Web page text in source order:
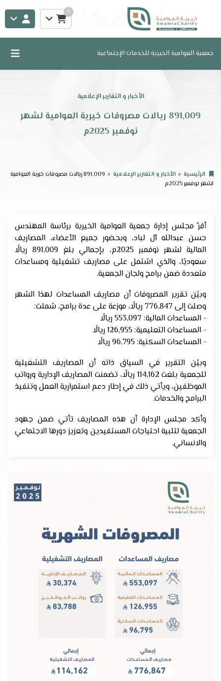
0
جمعية العوامية الخيرية للخدمات الإجتماعية
الأخبار و التقارير الإعلامية
891,009 ريالات مصروفات خيرية العوامية لشهر
نوفمبر 2025م
الرئيسية الأخبار و التقارير الإعلامية
891,009 ريالات مصروفات خيرية العوامية
لشهر نوفمبر 2025م
أقرَّ مجلس إدارة جمعية العوامية الخيرية برئاسة المهندس
حسن عبدالله آل لباد، وبحضور جميع الأعضاء، المصاريف
المالية لشهر نوفمبر 2025م، بإجمالي بلغ 891,009 ريالًا
سعوديًا، والذي اشتمل على مصاريف تشغيلية ومساعدات
متعددة ضمن برامج ولجان الجمعية.
وبيّن تقرير المصروفات أن مصاريف المساعدات لهذا الشهر
وصلت إلى 776,847 ريالًا، موزعة على عدة برامج، شملت:
- المساعدات المالية: 553,097 ريالًا
- المساعدات التعليمية: 126,955 ريالًا
- المساعدات السكنية: 96,795 ريالًا
وبيّن التقرير في السياق ذاته أن المصاريف التشغيلية
للجمعية بلغت 114,162 ريالًا، تضمنت المصاريف الإدارية ورواتب
الموظفين، ويأتي ذلك في إطار دعم استمرارية العمل وتنفيذ
البرامج والخدمات.
وأكد مجلس الإدارة أن هذه المصاريف تأتي ضمن جهود
الجمعية لتلبية احتياجات المستفيدين وتعزيز دورها الاجتماعي
والانساني.